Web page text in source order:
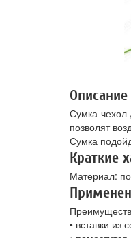
Описание
Сумка-чехол
позволят
Сумка
Краткие
Материал:
• вставки из